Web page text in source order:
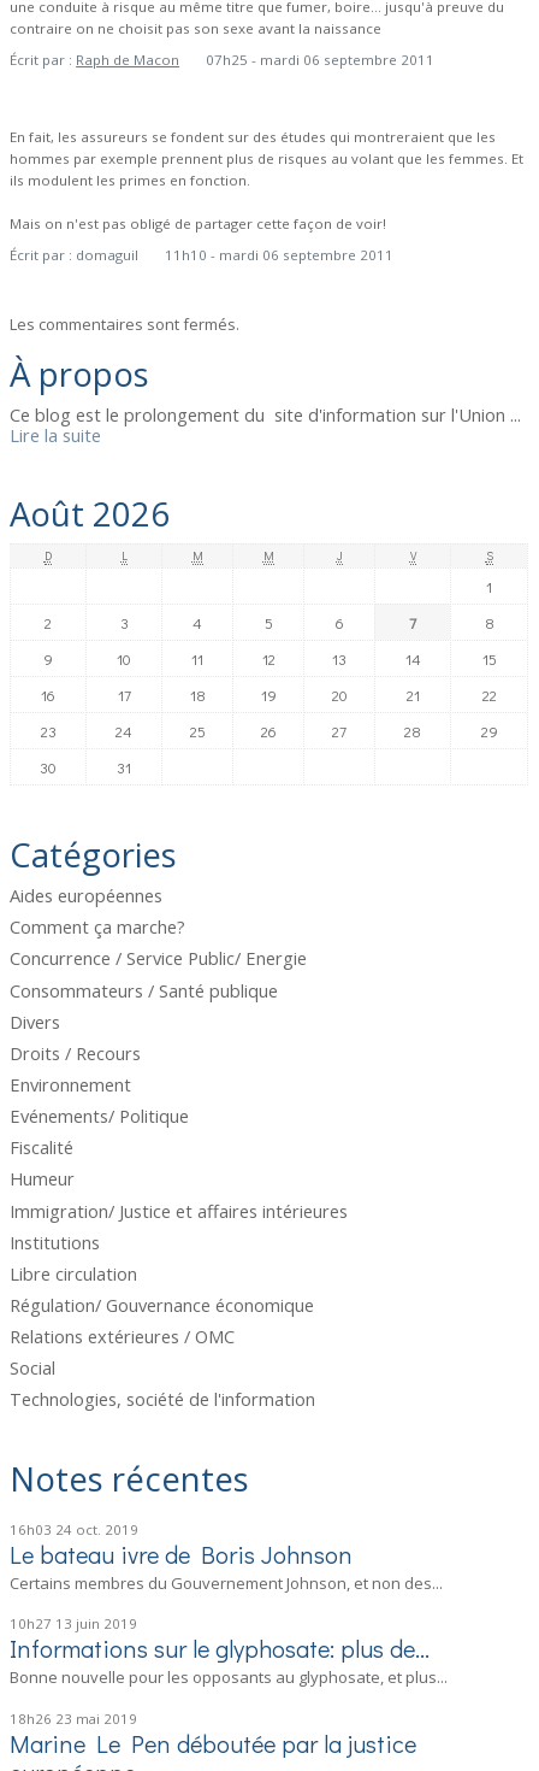
une conduite à risque au même titre que fumer, boire... jusqu'à preuve du
contraire on ne choisit pas son sexe avant la naissance
Écrit par : Raph de Macon 07h25 - mardi 06 septembre 2011
En fait, les assureurs se fondent sur des études qui montreraient que les
hommes par exemple prennent plus de risques au volant que les femmes. Et
ils modulent les primes en fonction.
Mais on n'est pas obligé de partager cette façon de voir!
Écrit par : domaguil 11h10 - mardi 06 septembre 2011
Les commentaires sont fermés.
À propos
Ce blog est le prolongement du site d'information sur l'Union ...
Lire la suite
Août 2026
D L M M J V S
1
2
3 4 5 6 7
8
9
10 11 12 13 14
15
16
17 18 19 20 21
22
23
24 25 26 27 28
29
30
31
Catégories
Aides européennes
Comment ça marche?
Concurrence / Service Public/ Energie
Consommateurs / Santé publique
Divers
Droits / Recours
Environnement
Evénements/ Politique
Fiscalité
Humeur
Immigration/ Justice et affaires intérieures
Institutions
Libre circulation
Régulation/ Gouvernance économique
Relations extérieures / OMC
Social
Technologies, société de l'information
Notes récentes
16h03 24 oct. 2019
Le bateau ivre de Boris Johnson
Certains membres du Gouvernement Johnson, et non des...
10h27 13 juin 2019
Informations sur le glyphosate: plus de...
Bonne nouvelle pour les opposants au glyphosate, et plus...
18h26 23 mai 2019
Marine Le Pen déboutée par la justice